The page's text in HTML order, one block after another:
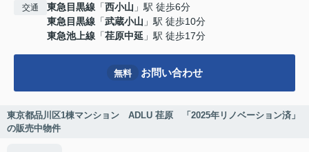
交通 東急目黒線 「西小山 」駅 徒歩6分
東急目黒線 「武蔵小山 」駅 徒歩10分
東急池上線 「荏原中延 」駅 徒歩17分
無料 お問い合わせ
東京都品川区1棟マンション ADLU 荏原 「2025年リノベーション済」
の販売中物件